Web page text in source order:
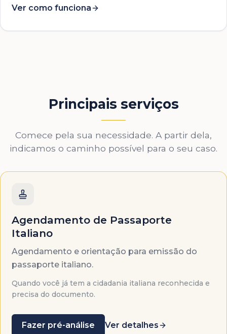
Ver como funciona
Principais serviços
Comece pela sua necessidade. A partir dela,
indicamos o caminho possível para o seu caso.
Agendamento de Passaporte
Italiano
Agendamento e orientação para emissão do
passaporte italiano.
Quando você já tem a cidadania italiana reconhecida e
precisa do documento.
Fazer pré-análise Ver detalhes